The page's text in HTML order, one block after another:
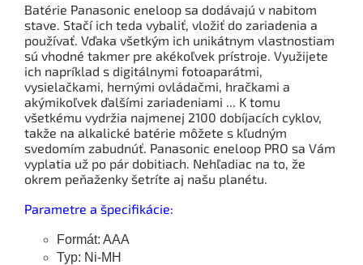
Batérie Panasonic eneloop sa dodávajú v nabitom
stave. Stačí ich teda vybaliť, vložiť do zariadenia a
používať. Vďaka všetkým ich unikátnym vlastnostiam
sú vhodné takmer pre akékoľvek prístroje. Využijete
ich napríklad s digitálnymi fotoaparátmi,
vysielačkami, hernými ovládačmi, hračkami a
akýmikoľvek ďalšími zariadeniami ... K tomu
všetkému vydržia najmenej 2100 dobíjacích cyklov,
takže na alkalické batérie môžete s kľudným
svedomím zabudnúť. Panasonic eneloop PRO sa Vám
vyplatia už po pár dobitiach. Nehľadiac na to, že
okrem peňaženky šetríte aj našu planétu.
Parametre a špecifikácie:
Formát: AAA
Typ: Ni-MH